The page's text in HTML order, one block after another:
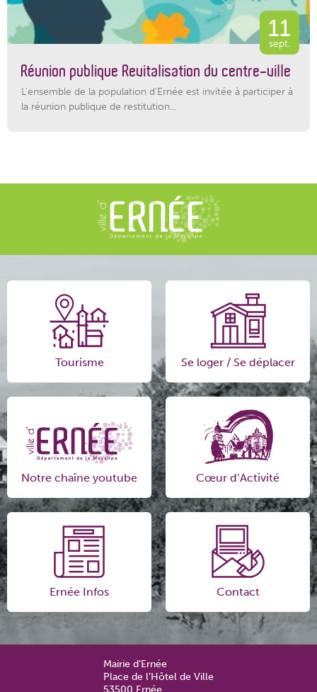
11
sept.
Réunion publique Revitalisation du centre-ville
L'ensemble de la population d'Ernée est invitée à participer à
la réunion publique de restitution...
Tourisme Se loger / Se déplacer
Notre chaîne youtube Cœur d’Activité
Ernée Infos Contact
Mairie d’Ernée
Place de l’Hôtel de Ville
53500 Ernée